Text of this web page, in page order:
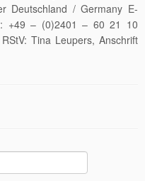
Deutschland / Germany E-
+49 – (0)2401 – 60 21 10
Tina Leupers, Anschrift